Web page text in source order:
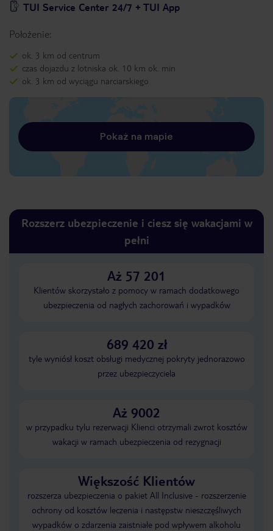
TUI Service Center 24/7 + TUI App
Położenie:
ok. 3 km od centrum
czas dojazdu z lotniska ok. 10 km ok. min
ok. 3 km od wyciągu narciarskiego
Pokaż na mapie
Rozszerz ubezpieczenie i ciesz się wakacjami w
pełni
Aż 57 201
Klientów skorzystało z pomocy w ramach dodatkowego
ubezpieczenia od nagłych zachorowań i wypadków
689 420 zł
tyle wyniósł koszt obsługi medycznej pokryty jednorazowo
przez ubezpieczyciela
Aż 9002
w przypadku tylu rezerwacji Klienci otrzymali zwrot kosztów
wakacji w ramach ubezpieczenia od rezygnacji
Większość Klientów
rozszerza ubezpieczenia o pakiet All Inclusive - rozszerzenie
ochrony od kosztów leczenia i następstw nieszczęśliwych
wypadków o zdarzenia zaistniałe pod wpływem alkoholu